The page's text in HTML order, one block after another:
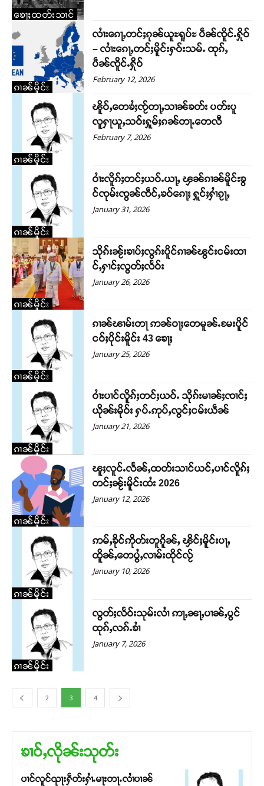
Support SHAN
တႃႇႁႂ်ႈသဵင်ၵၢင်ၸႂ်ၵူၼ်းမိူင်း ၵူႈတီႈၵူႈလႅၼ်ပေႃးတေၸွ
တ်ႇ တူဝ်ႈလုမ်ႈၾႃႉၼၼ်ႉ ၶဝ်ႈႁူမ်ႈၵမ်ႉထႅမ် ၸုမ်းၶၢ
ဝ်ႇၽူႈတွႆႇႁွၵ်ႈ လႆႈယူႇၶႃႈဢေႃႈ။
Donate Now
ၶေႃႈထတ်းသၢင်
ၵၢၼ်မိူင်း
လၢႆးၵေႃႇတင်ႈၵုၼ်ယူႊရူပ်ႊ ပဵၼ်ၸိူင်ႉႁိုဝ်
– လၢႆးၵေႃႇတင်ႈမိူင်းႁဝ်းသမ်ႉ ထုၵ်ႇ
ပဵၼ်ၸိူင်ႉႁိုဝ်
February 12, 2026
ၵၢၼ်မိူင်း
ၽိူဝ်ႇ​​တေၶႆႈၸႂ်တႃႇသၢၼ်ၶတ်း ပတ်းပူ
လူႁႃယူႇသဝ်းႁူမ်ႈၵၼ်တႃႉ​​တေလီ
February 7, 2026
ၵၢၼ်မိူင်း
ဝၢႆးလိူၵ်ႈတင်ႈယဝ်ႉယႃႇ ၾၼ်ၵၢၼ်မိူင်းၶွ
င်ၸုမ်းၸွၼ်ၸဵင်ႇၶဝ်​​ၵေႃႈ ႁူင်ႈႁၢႆၵႂႃႇ
January 31, 2026
ၵၢၼ်မိူင်း
သိုၵ်းၼႂ်းၶၢပ်ႈလွၵ်းပိူင်ၵၢၼ်ၽွင်းငမ်းထၢ
င်ႇႁၢင်ႈလွတ်ႈလႅဝ်း
January 26, 2026
ၵၢၼ်မိူင်း
ၵၢၼ်ၽၢမ်းတႃ ဢၼ်ဝႃႈ​​တေမူၼ်ႉမႄးပိူင်
ငဝ်ႈပိုင်းမိူင်း 43 ​​ၶေႃႈ
January 25, 2026
ၵၢၼ်မိူင်း
ဝၢႆးပၢင်လိူၵ်ႈတင်ႈယဝ်ႉ သိုၵ်းမၢၼ်ႈၸၢင်ႈ
ယိုၼ်းမိုဝ်း ႁပ်ႉဢုပ်ႇလွင်ႈငမ်းယဵၼ်
January 21, 2026
ၵၢၼ်မိူင်း
ၽူႈလူင်ႉလႅၼ်ႇထတ်းသၢင်ယင်ႇပၢင်လိူၵ်ႈ
တင်ႈၼႂ်းမိူင်းထႆး 2026
January 12, 2026
ၵၢၼ်မိူင်း
ဢမ်ႇၶိုင်ဢိုတ်းတူၵိူၼ်ႇ ၾိင်ႈမိူင်းပႃႇ
ထိူၼ်ႇ​​တေပွႆႇလၢမ်းထိုင်လႂ်
January 10, 2026
ၵၢၼ်မိူင်း
လွတ်ႈလႅဝ်းသုမ်းလၢႆ ဢႃႇၼႃႇပၢၼ်ႇပွင်
ထုၵ်ႇလၵ်ႉၶၢႆ
January 7, 2026
2 3 4
ၶၢဝ်ႇလိုၼ်းသုတ်း
ပၢင်လူင်ၺႃးႁဵတ်းႁၢႆႉမႃးတႃႉလၢႆပၢၼ် ​​